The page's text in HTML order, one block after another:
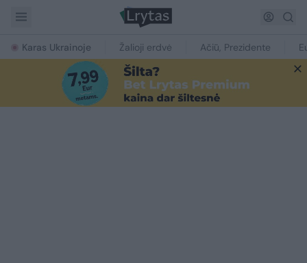
Karas Ukrainoje Žalioji erdvė Ačiū, Prezidente